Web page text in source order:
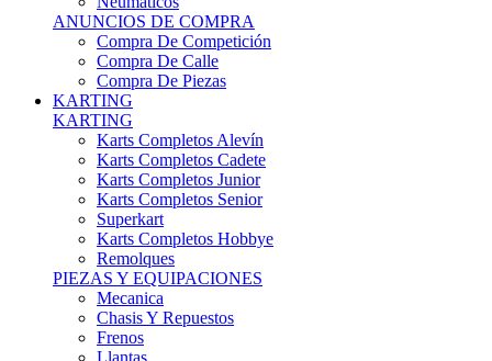
Compra De Competición
Compra De Calle
Compra De Piezas
KARTING
KARTING
Karts Completos Alevín
Karts Completos Cadete
Karts Completos Junior
Karts Completos Senior
Superkart
Karts Completos Hobbye
Remolques
PIEZAS Y EQUIPACIONES
Mecanica
Chasis Y Repuestos
Frenos
Llantas
Neumáticos